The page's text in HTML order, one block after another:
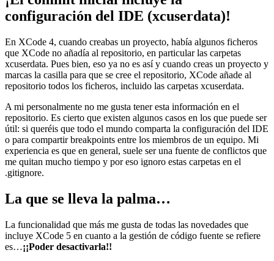
configuración del IDE (xcuserdata)!
En XCode 4, cuando creabas un proyecto, había algunos ficheros
que XCode no añadía al repositorio, en particular las carpetas
xcuserdata. Pues bien, eso ya no es así y cuando creas un proyecto y
marcas la casilla para que se cree el repositorio, XCode añade al
repositorio todos los ficheros, incluido las carpetas xcuserdata.
A mi personalmente no me gusta tener esta información en el
repositorio. Es cierto que existen algunos casos en los que puede ser
útil: si queréis que todo el mundo comparta la configuración del IDE
o para compartir breakpoints entre los miembros de un equipo. Mi
experiencia es que en general, suele ser una fuente de conflictos que
me quitan mucho tiempo y por eso ignoro estas carpetas en el
.gitignore.
La que se lleva la palma…
La funcionalidad que más me gusta de todas las novedades que
incluye XCode 5 en cuanto a la gestión de código fuente se refiere
es…¡¡Poder desactivarla!!